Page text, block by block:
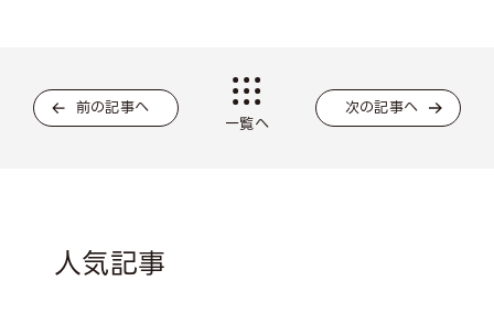
前の記事へ
一覧へ
次の記事へ
人気記事